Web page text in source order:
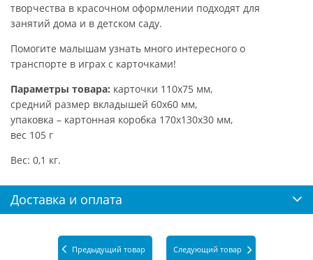
творчества в красочном оформлении подходят для
занятий дома и в детском саду.
Помогите малышам узнать много интересного о
транспорте в играх с карточками!
Параметры товара: карточки 110х75 мм,
средний размер вкладышей 60х60 мм,
упаковка – картонная коробка 170х130х30 мм,
вес 105 г
Вес: 0,1 кг.
Доставка и оплата
Предыдущий товар Следующий товар